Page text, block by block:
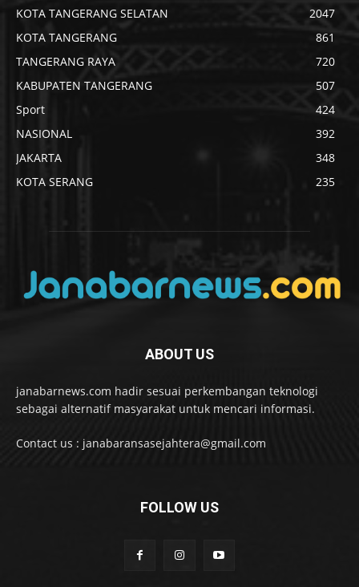
KOTA TANGERANG SELATAN
2047
KOTA TANGERANG
861
TANGERANG RAYA
720
KABUPATEN TANGERANG
507
Sport
424
NASIONAL
392
JAKARTA
348
KOTA SERANG
235
ABOUT US
janabarnews.com hadir sesuai perkembangan teknologi
sebagai alternatif masyarakat untuk mencari informasi.
Contact us : janabaransasejahtera@gmail.com
FOLLOW US